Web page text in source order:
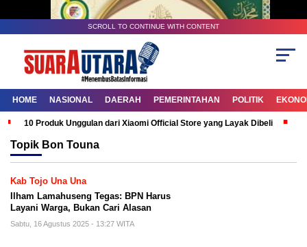
SCROLL TO CONTINUE WITH CONTENT
HOME NASIONAL DAERAH PEMERINTAHAN POLITIK
10 Produk Unggulan dari Xiaomi Official Store yang Layak Dibeli
Topik Bon Touna
Kab Tojo Una Una
Ilham Lamahuseng Tegas: BPN Harus
Layani Warga, Bukan Cari Alasan
Sabtu, 16 Agustus 2025 - 13:27 WITA